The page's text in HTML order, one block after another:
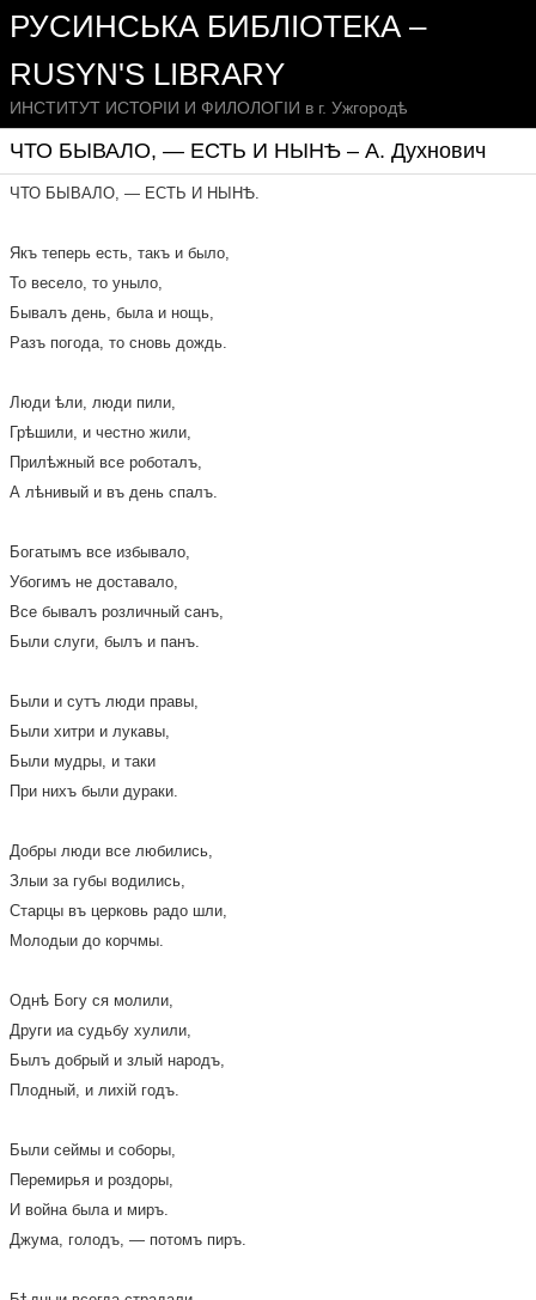
РУСИНСЬКА БИБЛІОТЕКА –
RUSYN'S LIBRARY
ИНСТИТУТ ИСТОРІИ И ФИЛОЛОГІИ в г. Ужгородѣ
ЧТО БЫВАЛО, — ЕСТЬ И НЫНѢ – А. Духнович
ЧТО БЫВАЛО, — ЕСТЬ И НЫНѢ.
Якъ теперь есть, такъ и было,
То весело, то уныло,
Бывалъ день, была и нощь,
Разъ погода, то сновь дождь.
Люди ѣли, люди пили,
Грѣшили, и честно жили,
Прилѣжный все роботалъ,
А лѣнивый и въ день спалъ.
Богатымъ все избывало,
Убогимъ не доставало,
Все бывалъ розличный санъ,
Были слуги, былъ и панъ.
Были и сутъ люди правы,
Были хитри и лукавы,
Были мудры, и таки
При нихъ были дураки.
Добры люди все любились,
Злыи за губы водились,
Старцы въ церковь радо шли,
Молодыи до корчмы.
Однѣ Богу ся молили,
Други иа судьбу хулили,
Былъ добрый и злый народъ,
Плодный, и лихій годъ.
Были сеймы и соборы,
Перемирья и роздоры,
И война была и миръ.
Джума, голодъ, — потомъ пиръ.